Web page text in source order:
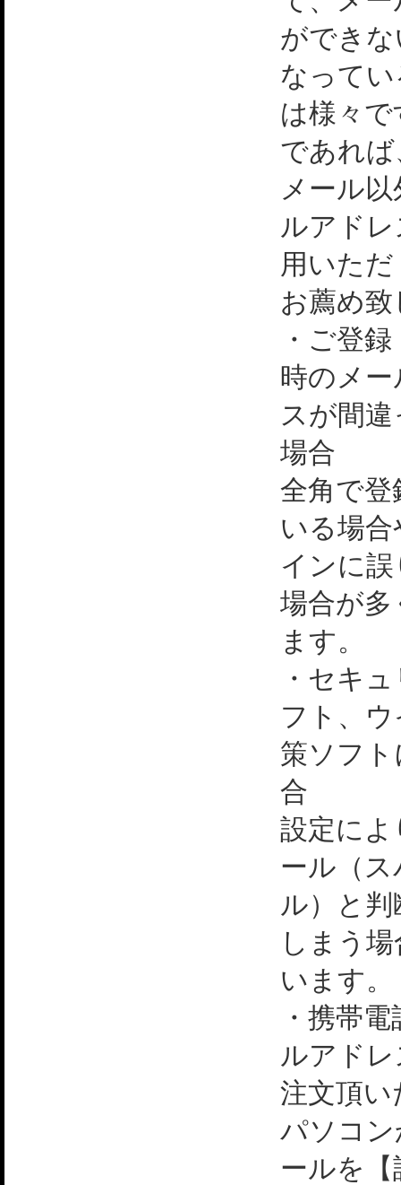
ができ
なって
は様々
であれ
メール
ルアド
用いた
お薦め
・ご登
時のメ
スが間
場合
全角で
いる場
インに
場合が
ます。
・セキ
フト、
策ソフ
合
設定に
ール（
ル）と
しまう
います。
・携帯
ルアド
注文頂い
パソコ
ールを【